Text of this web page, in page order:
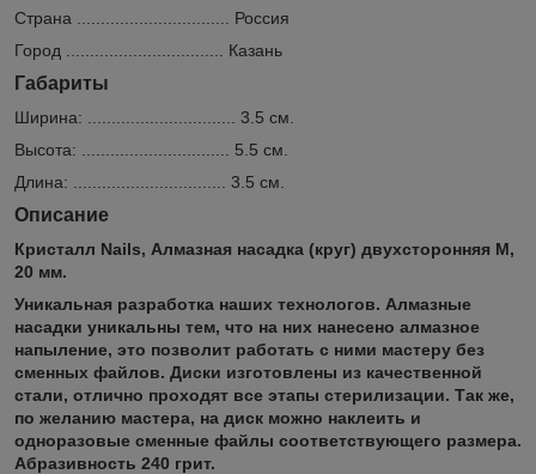
Страна ................................ Россия
Город ................................. Казань
Габариты
Ширина: ............................... 3.5 см.
Высота: ............................... 5.5 см.
Длина: ................................ 3.5 см.
Описание
Кристалл Nails, Алмазная насадка (круг) двухсторонняя М,
20 мм.
Уникальная разработка наших технологов. Алмазные
насадки уникальны тем, что на них нанесено алмазное
напыление, это позволит работать с ними мастеру без
сменных файлов. Диски изготовлены из качественной
стали, отлично проходят все этапы стерилизации. Так же,
по желанию мастера, на диск можно наклеить и
одноразовые сменные файлы соответствующего размера.
Абразивность 240 грит.